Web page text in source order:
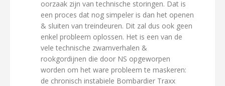
oorzaak zijn van technische storingen. Dat is
een proces dat nog simpeler is dan het openen
& sluiten van treindeuren. Dit zal dus ook geen
enkel probleem oplossen. Het is een van de
vele technische zwamverhalen &
rookgordijnen die door NS opgeworpen
worden om het ware probleem te maskeren:
de chronisch instabiele Bombardier Traxx